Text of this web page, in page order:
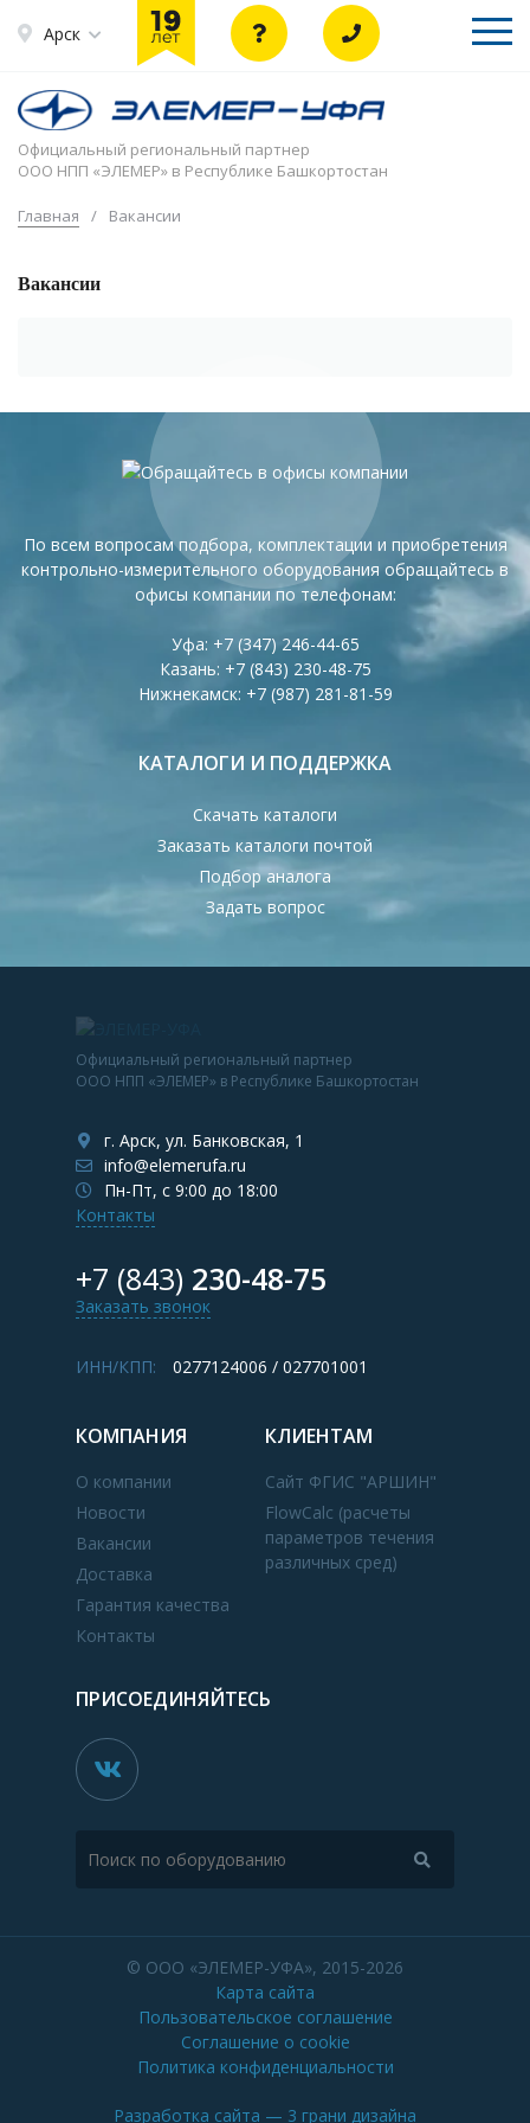
Арск
Официальный региональный партнер
ООО НПП «ЭЛЕМЕР» в Республике Башкортостан
Главная / Вакансии
Вакансии
По всем вопросам подбора, комплектации и приобретения
контрольно-измерительного оборудования обращайтесь в
офисы компании по телефонам:
Уфа: +7 (347) 246-44-65
Казань: +7 (843) 230-48-75
Нижнекамск: +7 (987) 281-81-59
КАТАЛОГИ И ПОДДЕРЖКА
Скачать каталоги
Заказать каталоги почтой
Подбор аналога
Задать вопрос
Официальный региональный партнер
ООО НПП «ЭЛЕМЕР» в Республике Башкортостан
г. Арск, ул. Банковская, 1
info@elemerufa.ru
Пн-Пт, с 9:00 до 18:00
Контакты
+7 (843) 230-48-75
Заказать звонок
ИНН/КПП: 0277124006 / 027701001
КОМПАНИЯ
О компании
Новости
Вакансии
Доставка
Гарантия качества
Контакты
КЛИЕНТАМ
Сайт ФГИС "АРШИН"
FlowCalc (расчеты
параметров течения
различных сред)
ПРИСОЕДИНЯЙТЕСЬ
© ООО «ЭЛЕМЕР-УФА», 2015-2026
Карта сайта
Пользовательское соглашение
Соглашение о cookie
Политика конфиденциальности
Разработка сайта — 3 грани дизайна